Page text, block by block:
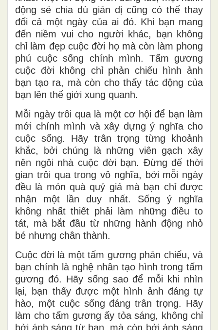
động sẻ chia dù giản dị cũng có thể thay
đổi cả một ngày của ai đó. Khi bạn mang
đến niềm vui cho người khác, bạn không
chỉ làm đẹp cuộc đời họ mà còn làm phong
phú cuộc sống chính mình. Tấm gương
cuộc đời không chỉ phản chiếu hình ảnh
bạn tạo ra, mà còn cho thấy tác động của
bạn lên thế giới xung quanh.
Mỗi ngày trôi qua là một cơ hội để bạn làm
mới chính mình và xây dựng ý nghĩa cho
cuộc sống. Hãy trân trọng từng khoảnh
khắc, bởi chúng là những viên gạch xây
nên ngôi nhà cuộc đời bạn. Đừng để thời
gian trôi qua trong vô nghĩa, bởi mỗi ngày
đều là món quà quý giá mà bạn chỉ được
nhận một lần duy nhất. Sống ý nghĩa
không nhất thiết phải làm những điều to
tát, mà bắt đầu từ những hành động nhỏ
bé nhưng chân thành.
Cuộc đời là một tấm gương phản chiếu, và
bạn chính là nghệ nhân tạo hình trong tấm
gương đó. Hãy sống sao để mỗi khi nhìn
lại, bạn thấy được một hình ảnh đáng tự
hào, một cuộc sống đáng trân trọng. Hãy
làm cho tấm gương ấy tỏa sáng, không chỉ
bởi ánh sáng từ bạn, mà còn bởi ánh sáng